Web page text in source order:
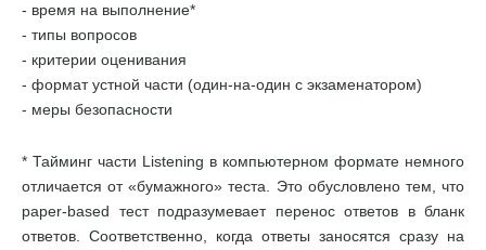
- время на выполнение*
- типы вопросов
- критерии оценивания
- формат устной части (один-на-один с экзаменатором)
- меры безопасности
* Тайминг части Listening в компьютерном формате немного
отличается от «бумажного» теста. Это обусловлено тем, что
paper-based тест подразумевает перенос ответов в бланк
ответов. Соответственно, когда ответы заносятся сразу на